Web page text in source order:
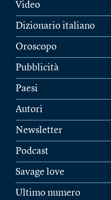
Video
Dizionario italiano
Oroscopo
Pubblicità
Paesi
Autori
Newsletter
Podcast
Savage love
Ultimo numero